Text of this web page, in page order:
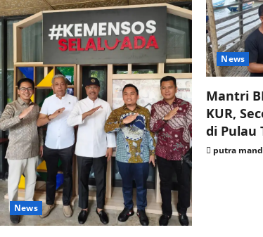
News
News
Mantri
KUR,
di Pulau
putra